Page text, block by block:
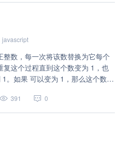
javascript
整数，每一次将该数替换为它每个
这个过程直到这个数变为 1，也
。如果 可以变为 1，那么这个数就
391 0